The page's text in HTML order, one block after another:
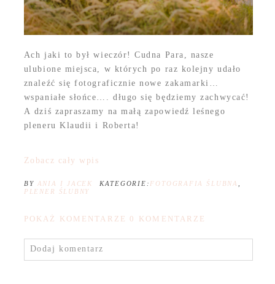
Ach jaki to był wieczór! Cudna Para, nasze
ulubione miejsca, w których po raz kolejny udało
znaleźć się fotograficznie nowe zakamarki…
wspaniałe słońce…. długo się będziemy zachwycać!
A dziś zapraszamy na małą zapowiedź leśnego
pleneru Klaudii i Roberta!
Zobacz cały wpis
BY ANIA I JACEK KATEGORIE: FOTOGRAFIA ŚLUBNA
PLENER ŚLUBNY
POKAŻ KOMENTARZE 0 KOMENTARZE
Dodaj komentarz